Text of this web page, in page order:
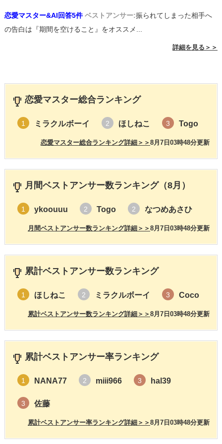
恋愛マスター&AI回答5件 ベストアンサー:振られてしまった相手へ
の告白は『期間を空けること』をオススメ...
詳細を見る＞＞
恋愛マスター総合ランキング
1 ミラクルボーイ 2 ほしねこ 3 Togo
8月7日03時48分更新
恋愛マスター総合ランキング詳細＞＞
月間ベストアンサー数ランキング（8月）
1 ykoouuu 2 Togo 2 なつめあさひ
8月7日03時48分更新
月間ベストアンサー数ランキング詳細＞＞
累計ベストアンサー数ランキング
1 ほしねこ 2 ミラクルボーイ 3 Coco
8月7日03時48分更新
累計ベストアンサー数ランキング詳細＞＞
累計ベストアンサー率ランキング
1 NANA77 2 miii966 3 hal39
3 佐藤
8月7日03時48分更新
累計ベストアンサー率ランキング詳細＞＞